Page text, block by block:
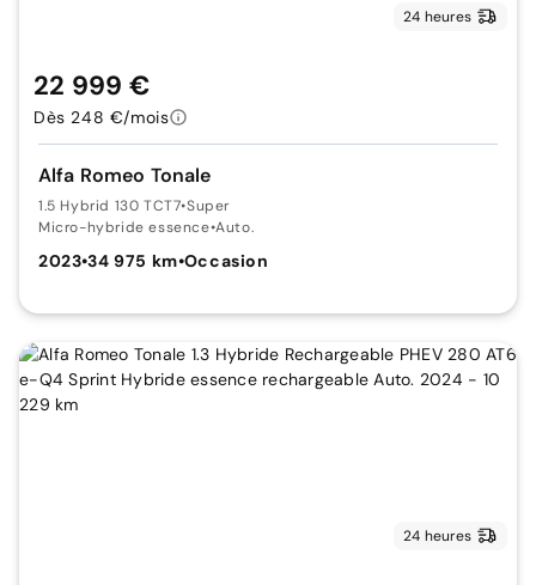
24 heures
Alfa Romeo Tonale
1.5 Hybrid 130 TCT7•Super
Micro-hybride essence•Auto.
2023•34 975 km•Occasion
22 999 €
Dès 248 €/mois
24 heures